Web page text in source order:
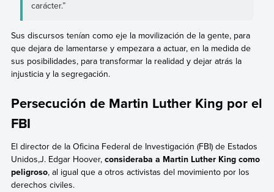
carácter.”
Sus discursos tenían como eje la movilización de la gente, para
que dejara de lamentarse y empezara a actuar, en la medida de
sus posibilidades, para transformar la realidad y dejar atrás la
injusticia y la segregación.
Persecución de Martin Luther King por el
FBI
El director de la Oficina Federal de Investigación (FBI) de Estados
Unidos,J. Edgar Hoover, consideraba a Martin Luther King como
peligroso, al igual que a otros activistas del movimiento por los
derechos civiles.